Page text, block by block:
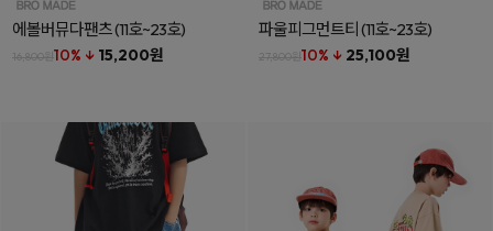
에볼버뮤다팬츠(11호~23호)
16,800원10% ↓ 15,200원
파울피그먼트티(11호~23호)
27,800원10% ↓ 25,100원